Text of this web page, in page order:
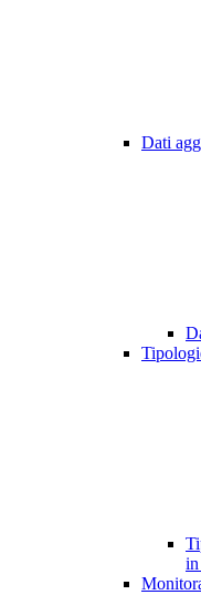
Dati
in